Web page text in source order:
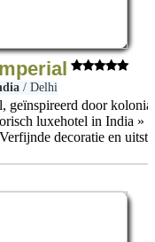
/ Delhi
geïnspireerd door
luxehotel in India »
decoratie en